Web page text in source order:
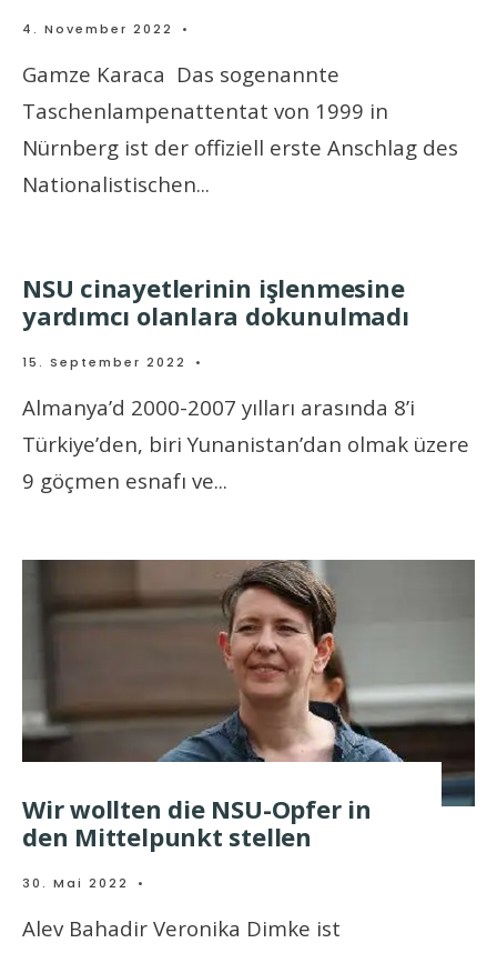
4. November 2022 •
Gamze Karaca Das sogenannte
Taschenlampenattentat von 1999 in
Nürnberg ist der offiziell erste Anschlag des
Nationalistischen...
NSU cinayetlerinin işlenmesine
yardımcı olanlara dokunulmadı
15. September 2022 •
Almanya’d 2000-2007 yılları arasında 8’i
Türkiye’den, biri Yunanistan’dan olmak üzere
9 göçmen esnafı ve...
Wir wollten die NSU-Opfer in
den Mittelpunkt stellen
30. Mai 2022 •
Alev Bahadir Veronika Dimke ist